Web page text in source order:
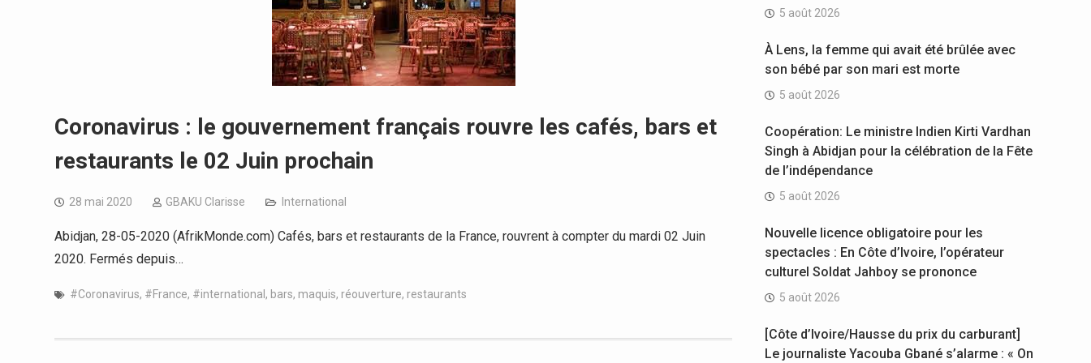
Coronavirus : le gouvernement français rouvre les cafés, bars et
restaurants le 02 Juin prochain
28 mai 2020 GBAKU Clarisse International
Abidjan, 28-05-2020 (AfrikMonde.com) Cafés, bars et restaurants de la France, rouvrent à compter du mardi 02 Juin
2020. Fermés depuis…
#Coronavirus, #France, #international , bars, maquis, réouverture, restaurants
5 août 2026
À Lens, la femme qui avait été brûlée avec
son bébé par son mari est morte
5 août 2026
Coopération: Le ministre Indien Kirti Vardhan
Singh à Abidjan pour la célébration de la Fête
de l’indépendance
5 août 2026
Nouvelle licence obligatoire pour les
spectacles : En Côte d’Ivoire, l’opérateur
culturel Soldat Jahboy se prononce
5 août 2026
[Côte d’Ivoire/Hausse du prix du carburant]
Le journaliste Yacouba Gbané s’alarme : « On